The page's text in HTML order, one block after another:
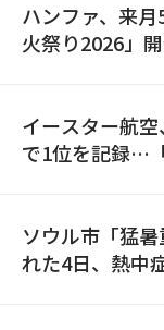
ハンファ、来
火祭り2026」
イースター航
で1位を記録…
ソウル市「猛
れた4日、熱中